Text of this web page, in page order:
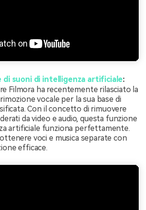
di suoni di intelligenza artificiale:
Filmora ha recentemente rilasciato la
vocale per la sua base di
Con il concetto di rimuovere
da video e audio, questa funzione
artificiale funziona perfettamente.
voci e musica separate con
efficace.